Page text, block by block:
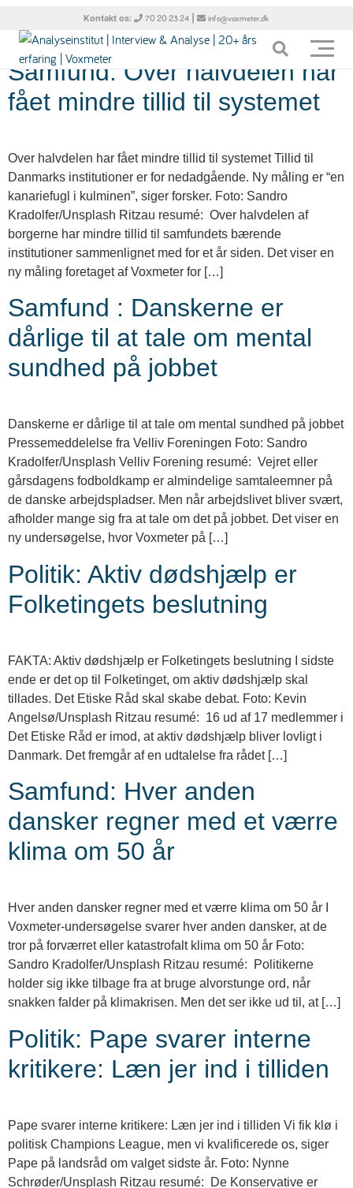
Kontakt os: 70 20 23 24 | info@voxmeter.dk
Tag: Statsminister
Samfund: Over halvdelen har
fået mindre tillid til systemet
Over halvdelen har fået mindre tillid til systemet Tillid til
Danmarks institutioner er for nedadgående. Ny måling er “en
kanariefugl i kulminen”, siger forsker. Foto: Sandro
Kradolfer/Unsplash Ritzau resumé: Over halvdelen af
borgerne har mindre tillid til samfundets bærende
institutioner sammenlignet med for et år siden. Det viser en
ny måling foretaget af Voxmeter for […]
Samfund : Danskerne er
dårlige til at tale om mental
sundhed på jobbet
Danskerne er dårlige til at tale om mental sundhed på jobbet
Pressemeddelelse fra Velliv Foreningen Foto: Sandro
Kradolfer/Unsplash Velliv Forening resumé: Vejret eller
gårsdagens fodboldkamp er almindelige samtaleemner på
de danske arbejdspladser. Men når arbejdslivet bliver svært,
afholder mange sig fra at tale om det på jobbet. Det viser en
ny undersøgelse, hvor Voxmeter på […]
Politik: Aktiv dødshjælp er
Folketingets beslutning
FAKTA: Aktiv dødshjælp er Folketingets beslutning I sidste
ende er det op til Folketinget, om aktiv dødshjælp skal
tillades. Det Etiske Råd skal skabe debat. Foto: Kevin
Angelsø/Unsplash Ritzau resumé: 16 ud af 17 medlemmer i
Det Etiske Råd er imod, at aktiv dødshjælp bliver lovligt i
Danmark. Det fremgår af en udtalelse fra rådet […]
Samfund: Hver anden
dansker regner med et værre
klima om 50 år
Hver anden dansker regner med et værre klima om 50 år I
Voxmeter-undersøgelse svarer hver anden dansker, at de
tror på forværret eller katastrofalt klima om 50 år Foto:
Sandro Kradolfer/Unsplash Ritzau resumé: Politikerne
holder sig ikke tilbage fra at bruge alvorstunge ord, når
snakken falder på klimakrisen. Men det ser ikke ud til, at […]
Politik: Pape svarer interne
kritikere: Læn jer ind i tilliden
Pape svarer interne kritikere: Læn jer ind i tilliden Vi fik klø i
politisk Champions League, men vi kvalificerede os, siger
Pape på landsråd om valget sidste år. Foto: Nynne
Schrøder/Unsplash Ritzau resumé: De Konservative er